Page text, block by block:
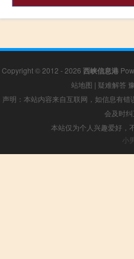
Copyright © 2012 - 2026 西峡信息港
站地图 | 疑难解答
声明：本站内容来自互联网，如信息有
会及时
本站仅为个人兴趣爱好，
小